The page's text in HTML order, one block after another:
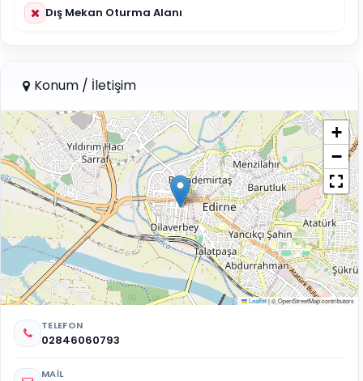
Dış Mekan Oturma Alanı
Konum / İletişim
+
−
Leaflet|© OpenStreetMap contributors
TELEFON
02846060793
MAIL